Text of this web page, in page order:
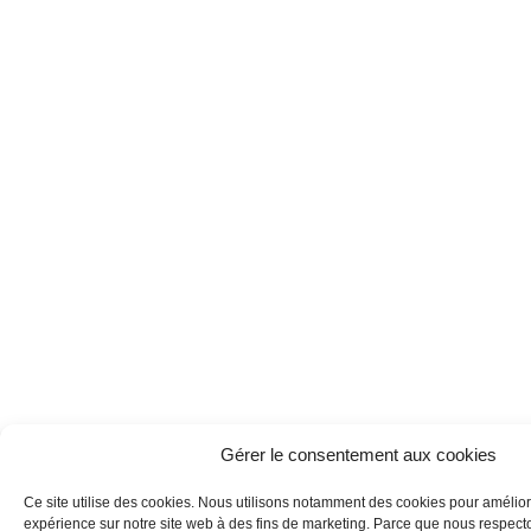
Gérer le consentement aux cookies
Ce site utilise des cookies. Nous utilisons notamment des cookies pour
expérience sur notre site web à des fins de marketing. Parce que nous